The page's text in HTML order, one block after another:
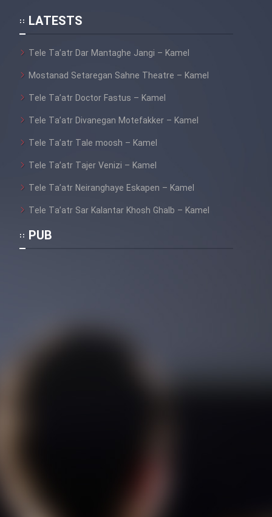
LATESTS
Tele Ta’atr Dar Mantaghe Jangi – Kamel
Mostanad Setaregan Sahne Theatre – Kamel
Tele Ta’atr Doctor Fastus – Kamel
Tele Ta’atr Divanegan Motefakker – Kamel
Tele Ta’atr Tale moosh – Kamel
Tele Ta’atr Tajer Venizi – Kamel
Tele Ta’atr Neiranghaye Eskapen – Kamel
Tele Ta’atr Sar Kalantar Khosh Ghalb – Kamel
PUB